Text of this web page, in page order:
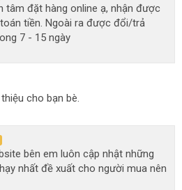
tâm đặt hàng online ạ, nhận được
tiền. Ngoài ra được đổi/trả
7 - 15 ngày
cho bạn bè.
bên em luôn cập nhật những
nhất đề xuất cho người mua nên